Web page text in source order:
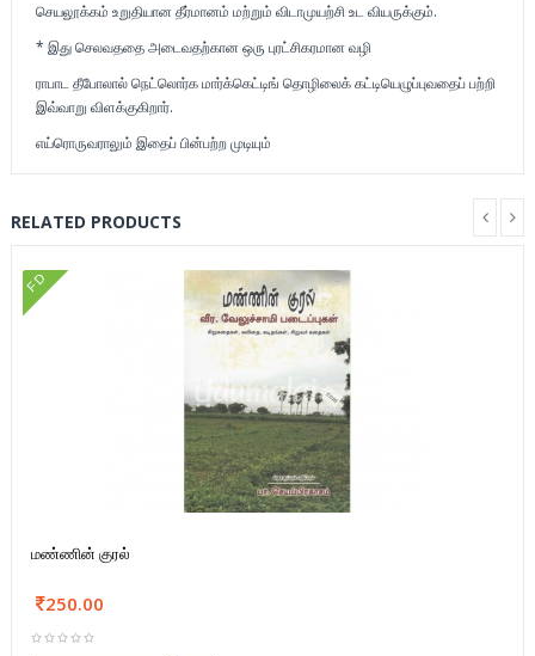
செயலூக்கம் உறுதியான தீர்மானம் மற்றும் விடாமுயற்சி உட வியருக்கும்.
* இது செலவததை அடைவதற்கான ஒரு புரட்சிகரமான வழி
ராபாட தீபோலால் நெட்லொர்க மார்க்கெட்டிங் தொழிலைக் கட்டியெழுப்புவதைப் பற்றி
இவ்வாறு விளக்குகிறார்.
எய்ரொருவராலும் இதைப் பின்பற்ற முடியும்
RELATED PRODUCTS
FD
மண்ணின் குரல்
250.00